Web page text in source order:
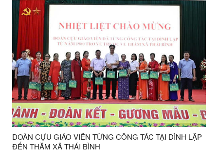
ĐOÀN CỰU GIÁO VIÊN TỪNG CÔNG TÁC TẠI ĐÌNH LẬP
ĐẾN THĂM XÃ THÁI BÌNH